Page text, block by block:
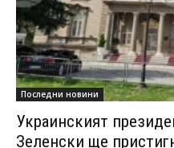
Последни новини
Украинският
Зеленски ще